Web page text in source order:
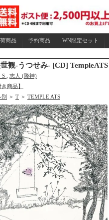
商品 予約商品 WN限定セット
観-うつせみ- [CD] TempleATS
S
志人 (降神)
き商品】
別 ＞ T ＞ TEMPLE ATS